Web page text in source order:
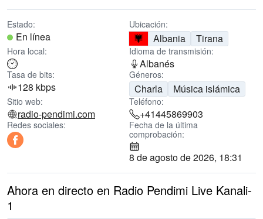
Estado:
En línea
Ubicación:
Albania Tirana
Hora local: Idioma de transmisión:
Albanés
Tasa de bits:
128 kbps
Géneros:
Charla Música islámica
Sitio web:
radio-pendimi.com
Teléfono:
+41445869903
Redes sociales:
Fecha de la última
comprobación:
8 de agosto de 2026, 18:31
Ahora en directo en Radio Pendimi Live Kanali-
1